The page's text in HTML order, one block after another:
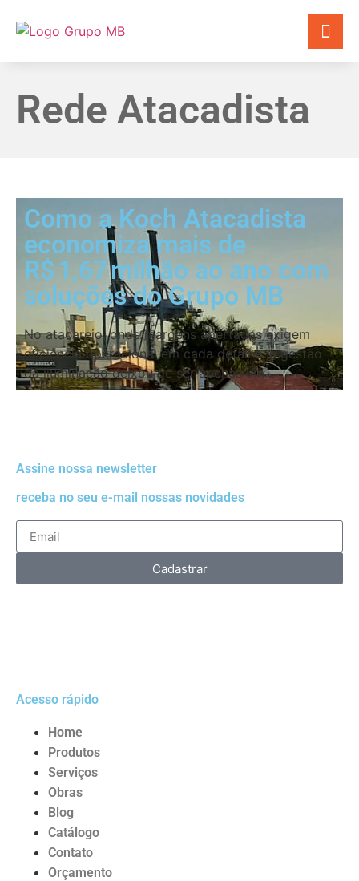
Rede Atacadista
Como a Koch Atacadista
economiza mais de
R$ 1,67 milhão ao ano com
soluções do Grupo MB
No atacarejo, onde margens apertadas exigem
eficiência operacional em cada detalhe, a gestão
da iluminação deixou de ser apenas um...
Assine nossa newsletter
receba no seu e-mail nossas novidades
Cadastrar
Acesso rápido
Home
Produtos
Serviços
Obras
Blog
Catálogo
Contato
Orçamento